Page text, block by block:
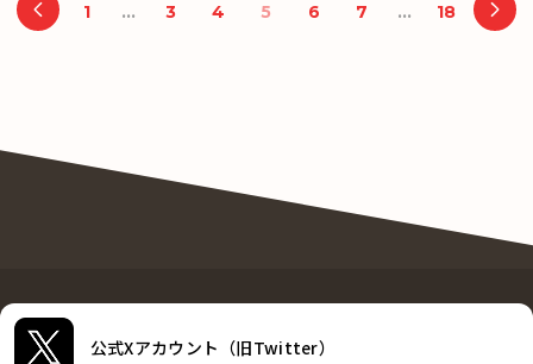
1 … 3 4 5 6 7 … 18
公式Xアカウント（旧Twitter）